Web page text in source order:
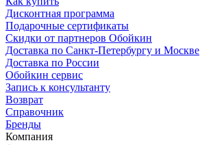
Дисконтная программа
Подарочные сертификаты
Скидки от партнеров Обойкин
Доставка по Санкт-Петербургу и Москве
Доставка по России
Обойкин сервис
Запись к консультанту
Возврат
Справочник
Бренды
Компания